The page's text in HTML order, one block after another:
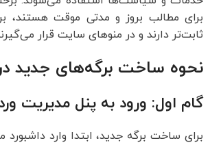
برای مطالب بروز و مدتی موقت هستند،
ثابت‌تر دارند و در منوهای سایت قرار
نحوه ساخت برگه‌های جدید
گام اول: ورود به پنل مدیریت
برای ساخت برگه جدید، ابتدا وارد